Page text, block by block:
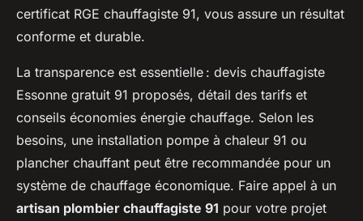
certificat RGE chauffagiste 91, vous assure un résultat
conforme et durable.
La transparence est essentielle : devis chauffagiste
Essonne gratuit 91 proposés, détail des tarifs et
conseils économies énergie chauffage. Selon les
besoins, une installation pompe à chaleur 91 ou
plancher chauffant peut être recommandée pour un
système de chauffage économique. Faire appel à un
artisan plombier chauffagiste 91 pour votre projet